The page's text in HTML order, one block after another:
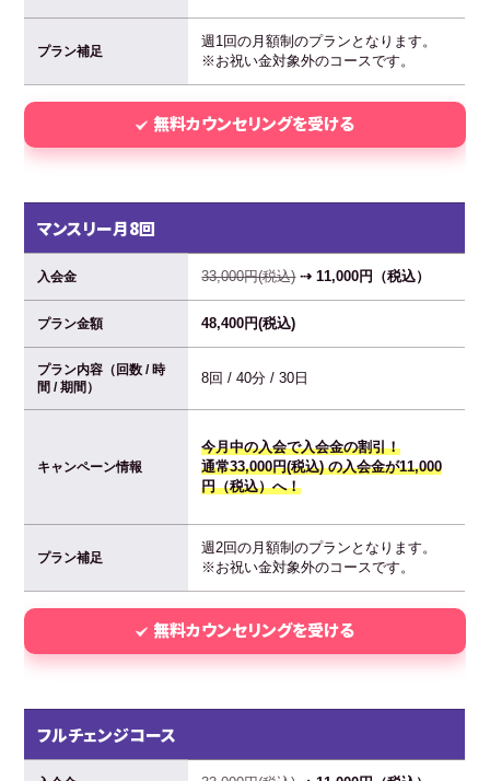
プラン補足
週1回の月額制のプランとなります。
※お祝い金対象外のコースです。
無料カウンセリングを受ける
マンスリー月8回
入会金 33,000円(税込)⇢ 11,000円（税込）
プラン金額 48,400円(税込)
プラン内容（回数 / 時
間 / 期間）
8回 / 40分 / 30日
キャンペーン情報
今月中の入会で入会金の割引！
通常33,000円(税込) の入会金が11,000
円（税込）へ！
プラン補足
週2回の月額制のプランとなります。
※お祝い金対象外のコースです。
無料カウンセリングを受ける
フルチェンジコース